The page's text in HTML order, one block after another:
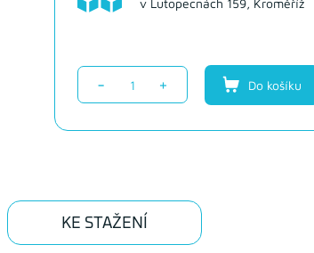
v Lutopecnách 159, Kroměříž
- + Do košíku
KE STAŽENÍ